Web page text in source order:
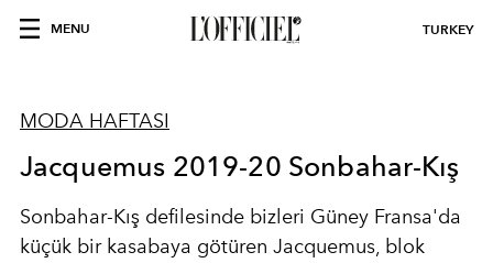
MENU TURKEY
MODA HAFTASI
Jacquemus 2019-20 Sonbahar-Kış
Sonbahar-Kış defilesinde bizleri Güney Fransa'da
küçük bir kasabaya götüren Jacquemus, blok